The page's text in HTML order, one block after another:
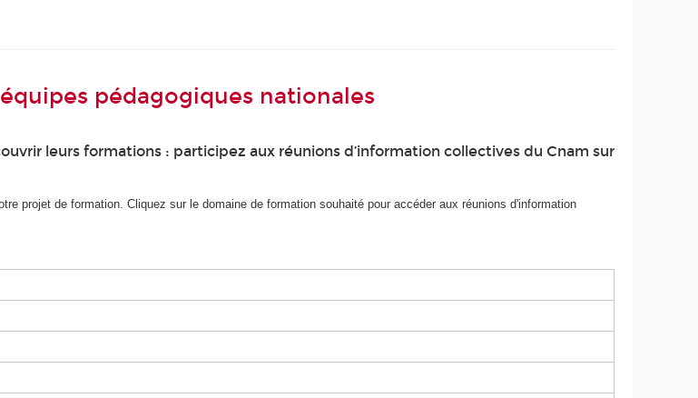
pédagogiques nationales
leurs formations : participez aux réunions d’information collectives du Cnam sur
projet de formation. Cliquez sur le domaine de formation souhaité pour accéder aux réunions d'information